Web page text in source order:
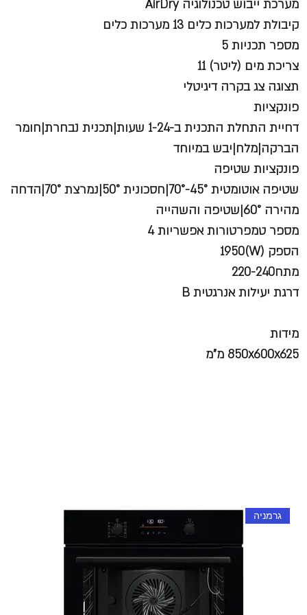
מערכת ייבוש טכנולוגיה AirDry
קיבולת למערכות כלים 13 מערכות כלים
מספר תכניות 5
צריכת מים (ליטר) 11
תצוגה צג בקרה דיגיטלי
פונקציות
דחיית התחלת התכנית ב-1-24 שעות|תכנית נבחרת|חומר
הברקה|מלח|יבש במיוחד
פונקציות שטיפה
שטיפה אוטומטית 45°-70°|חסכונית 50°|נמרצת 70°|הדחה
מהירה 60°|שטיפה והשהייה
מספר טמפרטורות אפשריות 4
הספק (W)1950
מתח220-240
דרגת יעילות אנרגטית B
מידות
850x600x625 מ"מ
גרמניה